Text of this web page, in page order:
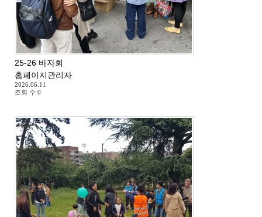
25-26 바자회
홈페이지관리자
2026.06.11
조회 수 0